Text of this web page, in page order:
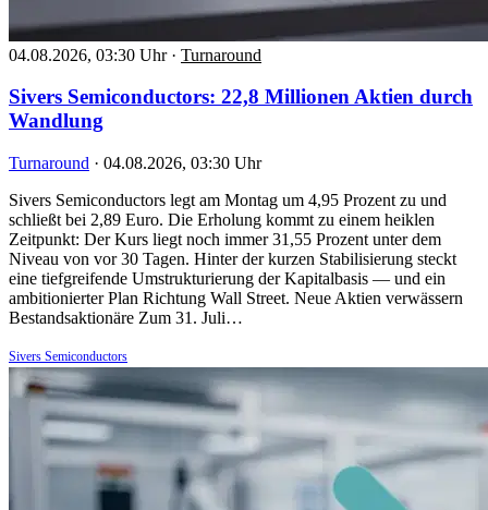
04.08.2026, 03:30 Uhr · Turnaround
Sivers Semiconductors: 22,8 Millionen Aktien durch
Wandlung
Turnaround · 04.08.2026, 03:30 Uhr
Sivers Semiconductors legt am Montag um 4,95 Prozent zu und
schließt bei 2,89 Euro. Die Erholung kommt zu einem heiklen
Zeitpunkt: Der Kurs liegt noch immer 31,55 Prozent unter dem
Niveau von vor 30 Tagen. Hinter der kurzen Stabilisierung steckt
eine tiefgreifende Umstrukturierung der Kapitalbasis — und ein
ambitionierter Plan Richtung Wall Street. Neue Aktien verwässern
Bestandsaktionäre Zum 31. Juli…
Sivers Semiconductors